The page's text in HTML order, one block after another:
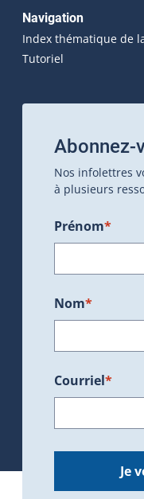
Navigation
Index thématique de
Tutoriel
Abonnez-
Nos infolettres
à plusieurs
Prénom*
Nom*
Courriel*
Je